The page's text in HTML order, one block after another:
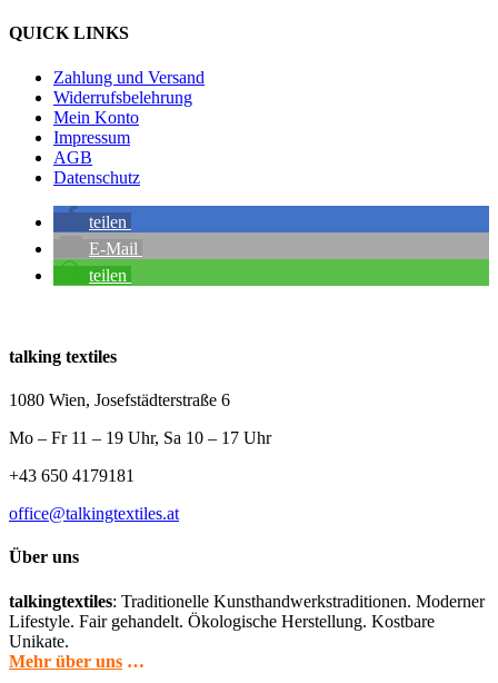
QUICK LINKS
Zahlung und Versand
Widerrufsbelehrung
Mein Konto
Impressum
AGB
Datenschutz
teilen
E-Mail
teilen
talking textiles
1080 Wien, Josefstädterstraße 6
Mo – Fr 11 – 19 Uhr, Sa 10 – 17 Uhr
+43 650 4179181
office@talkingtextiles.at
Über uns
talkingtextiles: Traditionelle Kunsthandwerkstraditionen. Moderner
Lifestyle. Fair gehandelt. Ökologische Herstellung. Kostbare
Unikate.
Mehr über uns …